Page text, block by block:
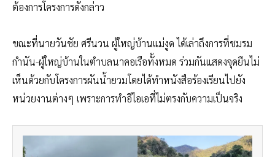
ต้องการโครงการดังกล่าว
ขณะที่นายวันชัย ศรีนวน ผู้ใหญ่บ้านแม่งูด ได้เล่าถึงการที่ชมรม
กำนัน-ผู้ใหญ่บ้านในตำบลนาคอเรือทั้งหมด ร่วมกันแสดงจุดยืนไม่
เห็นด้วยกับโครงการผันน้ำยวมโดยได้ทำหนังสือร้องเรียนไปยัง
หน่วยงานต่างๆ เพราะการทำอีไอเอที่ไม่ตรงกับความเป็นจริง